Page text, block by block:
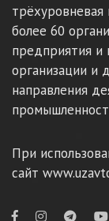
более 60
предприятия и
организации и
направления
При
сайт